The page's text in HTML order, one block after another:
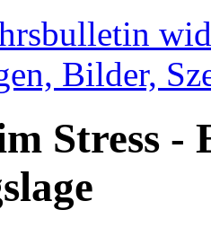
Bilder,
Stress -